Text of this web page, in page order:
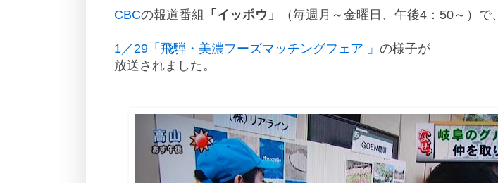
CBCの報道番組 「イッポウ」 （毎週月～金曜日、午後4：50～）で、
1／29 「飛騨・美濃フーズマッチングフェア 」 の様子が
放送されました。